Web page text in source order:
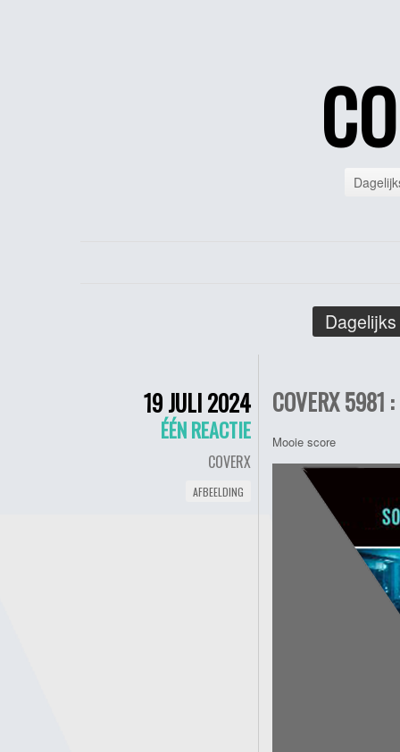
19 JULI 2024
ÉÉN REACTIE
COVERX
AFBEELDING
COVERX 5981
Mooie score